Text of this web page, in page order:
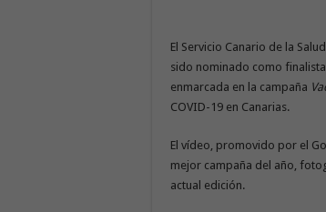
El Servicio Canario de la
sido nominado como
enmarcada en la campaña
COVID-19 en Canarias.
El vídeo, promovido por el
mejor campaña del año,
actual edición.